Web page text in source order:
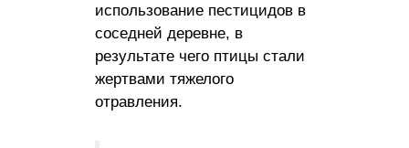
использование пестицидов в
соседней деревне, в
результате чего птицы стали
жертвами тяжелого
отравления.